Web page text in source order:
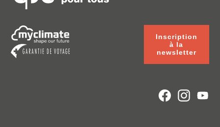
Inscription
à la
newsletter